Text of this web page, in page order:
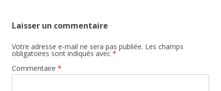
Laisser un commentaire
Votre adresse e-mail ne sera pas publiée. Les champs
obligatoires sont indiqués avec *
Commentaire *